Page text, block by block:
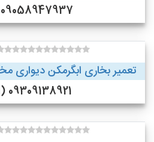
09058947937 (مِیبُد )
تعمیر بخاری ابگرمکن دیواری
09309138921 (اردکان )